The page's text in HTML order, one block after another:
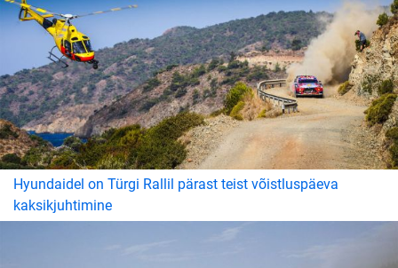
Hyundaidel on Türgi Rallil pärast teist võistluspäeva
kaksikjuhtimine